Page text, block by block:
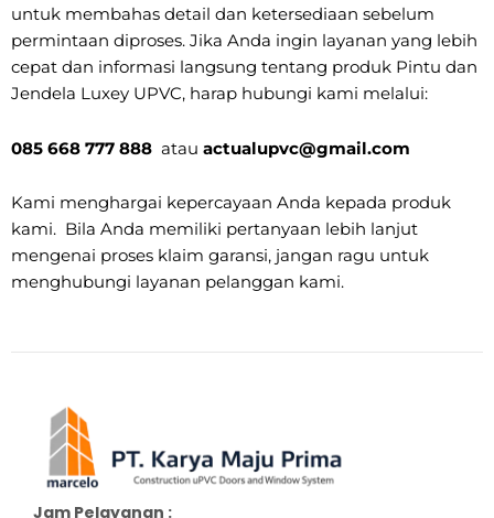
untuk membahas detail dan ketersediaan sebelum
permintaan diproses. Jika Anda ingin layanan yang lebih
cepat dan informasi langsung tentang produk Pintu dan
Jendela Luxey UPVC, harap hubungi kami melalui:
085 668 777 888 atau actualupvc@gmail.com
Kami menghargai kepercayaan Anda kepada produk
kami. Bila Anda memiliki pertanyaan lebih lanjut
mengenai proses klaim garansi, jangan ragu untuk
menghubungi layanan pelanggan kami.
Jam Pelayanan :